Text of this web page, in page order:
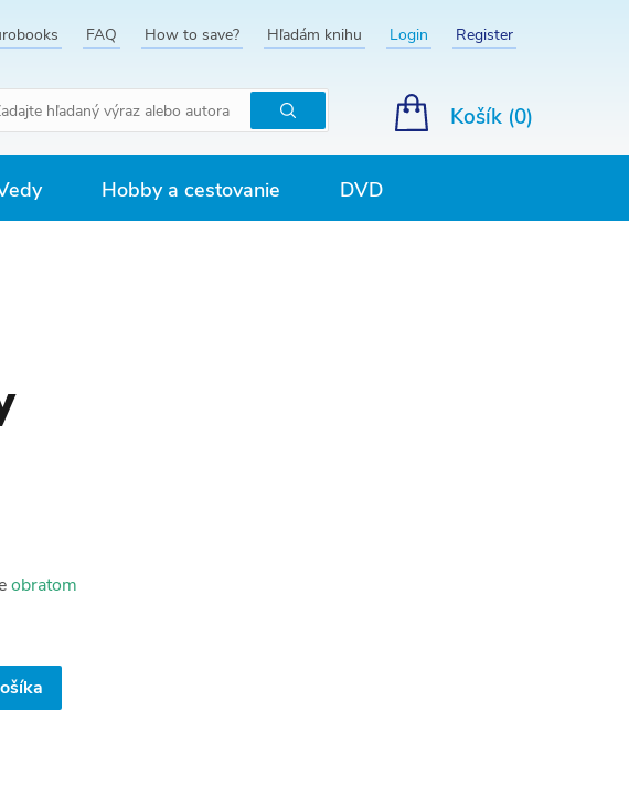
FAQ How to save? Hľadám knihu Login Register
Hľadať
Košík (0)
Hobby a cestovanie DVD
obratom